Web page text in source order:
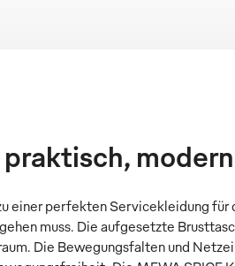
modern
einer perfekten Servicekleidung für
muss. Die aufgesetzte
Die Bewegungsfalten und